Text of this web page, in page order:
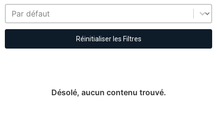
Trier par
Trier par
Réinitialiser les Filtres
Désolé, aucun contenu trouvé.